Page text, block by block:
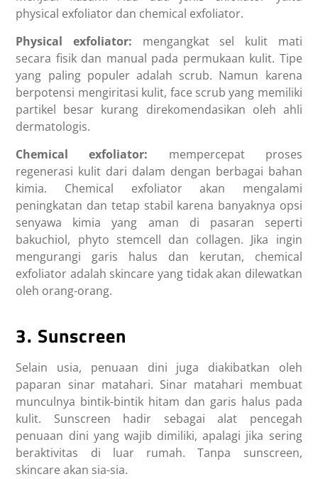
physical exfoliator dan chemical exfoliator.
Physical exfoliator: mengangkat sel kulit mati
secara fisik dan manual pada permukaan kulit. Tipe
yang paling populer adalah scrub. Namun karena
berpotensi mengiritasi kulit, face scrub yang memiliki
partikel besar kurang direkomendasikan oleh ahli
dermatologis.
Chemical exfoliator: mempercepat proses
regenerasi kulit dari dalam dengan berbagai bahan
kimia. Chemical exfoliator akan mengalami
peningkatan dan tetap stabil karena banyaknya opsi
senyawa kimia yang aman di pasaran seperti
bakuchiol, phyto stemcell dan collagen. Jika ingin
mengurangi garis halus dan kerutan, chemical
exfoliator adalah skincare yang tidak akan dilewatkan
oleh orang-orang.
3. Sunscreen
Selain usia, penuaan dini juga diakibatkan oleh
paparan sinar matahari. Sinar matahari membuat
munculnya bintik-bintik hitam dan garis halus pada
kulit. Sunscreen hadir sebagai alat pencegah
penuaan dini yang wajib dimiliki, apalagi jika sering
beraktivitas di luar rumah. Tanpa sunscreen,
skincare akan sia-sia.